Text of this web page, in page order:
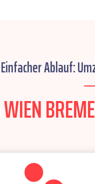
Einfacher Ablauf: